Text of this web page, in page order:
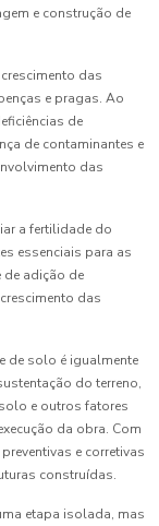
e construção de
das
e pragas. Ao
de
de contaminantes e
das
a fertilidade do
essenciais para as
adição de
das
de solo é igualmente
do terreno,
e outros fatores
da obra. Com
e corretivas
construídas.
etapa isolada, mas